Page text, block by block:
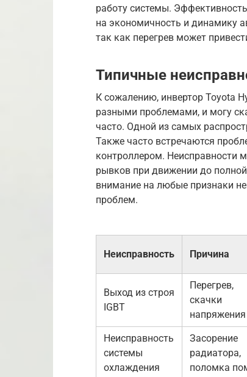
работу системы.
на экономичность и динамику
так как перегрев может
Типичные
К сожалению, инвертор Toyota
разными проблемами, и могу
часто. Одной из самых
Также часто встречаются
контроллером. Неисправности
рывков при движении до
внимание на любые признаки
проблем.
Неисправность Причина
Выход из строя
IGBT
Перегрев,
скачки
напряжения
Неисправность
системы
охлаждения
Засорение
радиатора,
поломка